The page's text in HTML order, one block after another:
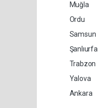
Muğla
Ordu
Samsun
Şanlıurfa
Trabzon
Yalova
Ankara